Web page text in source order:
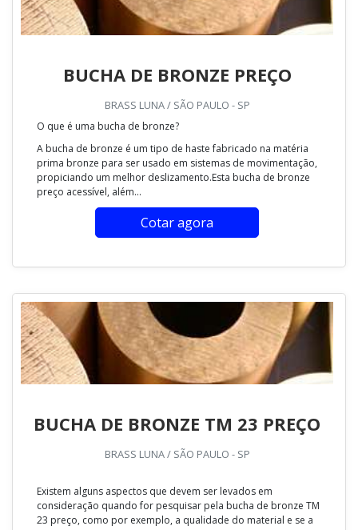
BUCHA DE BRONZE PREÇO
BRASS LUNA / SÃO PAULO - SP
O que é uma bucha de bronze?
A bucha de bronze é um tipo de haste fabricado na matéria
prima bronze para ser usado em sistemas de movimentação,
propiciando um melhor deslizamento.Esta bucha de bronze
preço acessível, além...
Cotar agora
BUCHA DE BRONZE TM 23 PREÇO
BRASS LUNA / SÃO PAULO - SP
Existem alguns aspectos que devem ser levados em
consideração quando for pesquisar pela bucha de bronze TM
23 preço, como por exemplo, a qualidade do material e se a